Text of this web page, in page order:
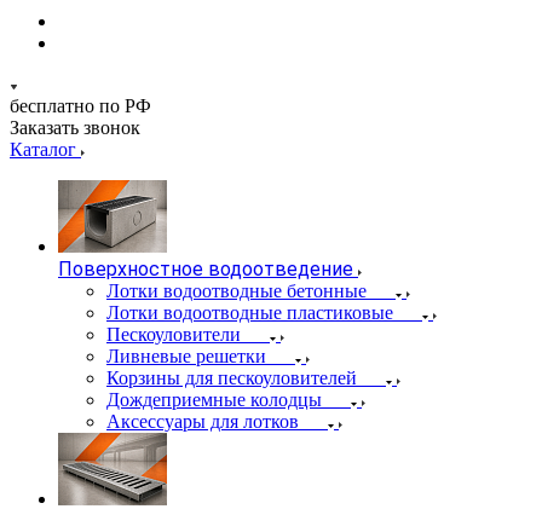
бесплатно по РФ
Заказать звонок
Каталог
Поверхностное водоотведение
Лотки водоотводные бетонные
Лотки водоотводные пластиковые
Пескоуловители
Ливневые решетки
Корзины для пескоуловителей
Дождеприемные колодцы
Аксессуары для лотков